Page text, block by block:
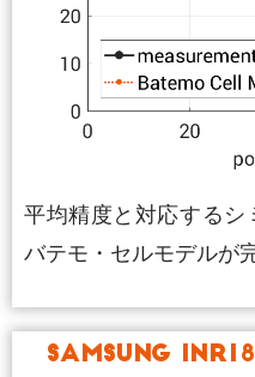
平均精度と対応するシ
バテモ・セルモデルが
Samsung